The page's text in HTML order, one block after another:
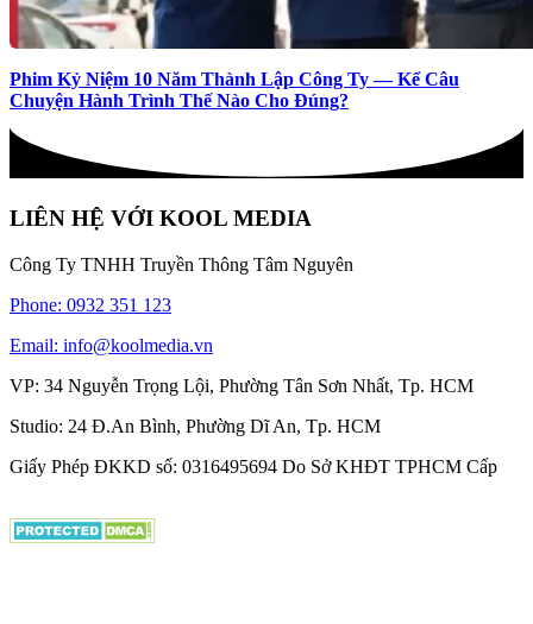
Phim Kỷ Niệm 10 Năm Thành Lập Công Ty — Kể Câu
Chuyện Hành Trình Thế Nào Cho Đúng?
LIÊN HỆ VỚI KOOL MEDIA
Công Ty TNHH Truyền Thông Tâm Nguyên
Phone: 0932 351 123
Email: info@koolmedia.vn
VP: 34 Nguyễn Trọng Lội, Phường Tân Sơn Nhất, Tp. HCM
Studio: 24 Đ.An Bình, Phường Dĩ An, Tp. HCM
Giấy Phép ĐKKD số: 0316495694 Do Sở KHĐT TPHCM Cấp